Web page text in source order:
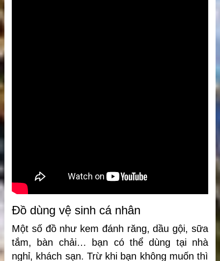
Đồ dùng vệ sinh cá nhân
Một số đồ như kem đánh răng, dầu gội, sữa
tắm, bàn chải… bạn có thể dùng tại nhà
nghỉ, khách sạn. Trừ khi bạn không muốn thì